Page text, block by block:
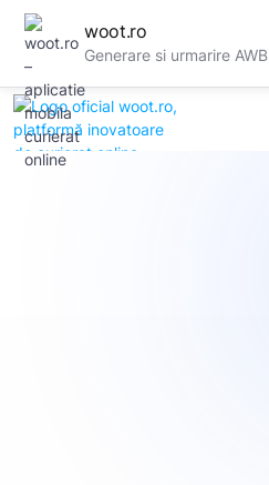
woot.ro
Generare si urmarire AWB